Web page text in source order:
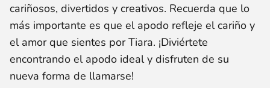
cariñosos, divertidos y creativos. Recuerda que lo
más importante es que el apodo refleje el cariño y
el amor que sientes por Tiara. ¡Diviértete
encontrando el apodo ideal y disfruten de su
nueva forma de llamarse!